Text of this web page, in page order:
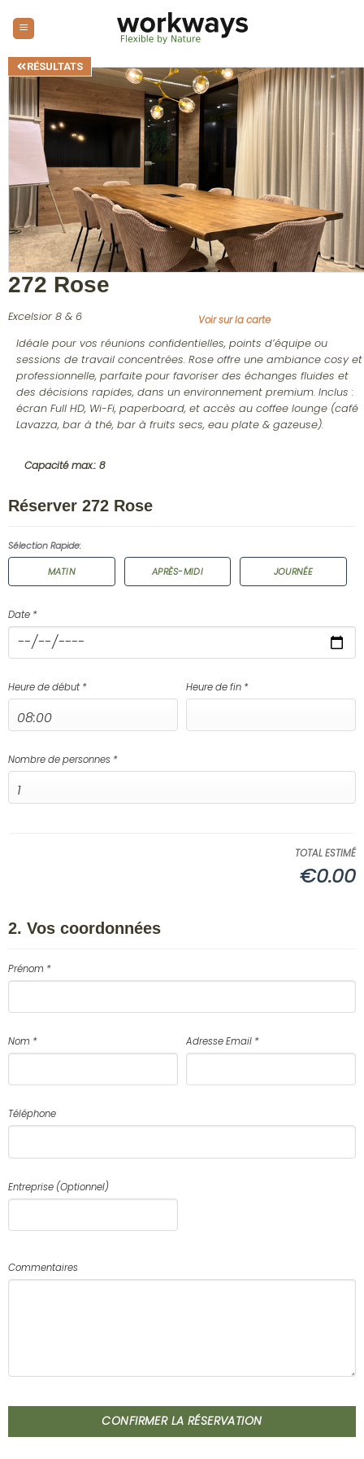
RÉSULTATS
272 Rose
Excelsior 8 & 6 Voir sur la carte
Idéale pour vos réunions confidentielles, points d’équipe ou
sessions de travail concentrées. Rose offre une ambiance cosy et
professionnelle, parfaite pour favoriser des échanges fluides et
des décisions rapides, dans un environnement premium. Inclus :
écran Full HD, Wi-Fi, paperboard, et accès au coffee lounge (café
Lavazza, bar à thé, bar à fruits secs, eau plate & gazeuse).
Capacité max.: 8
Réserver 272 Rose
Sélection Rapide:
MATIN APRÈS-MIDI JOURNÉE
Date *
Heure de début * Heure de fin *
Nombre de personnes *
TOTAL ESTIMÉ
€0.00
2. Vos coordonnées
Prénom *
Nom * Adresse Email *
Téléphone
Entreprise (Optionnel)
Commentaires
CONFIRMER LA RÉSERVATION